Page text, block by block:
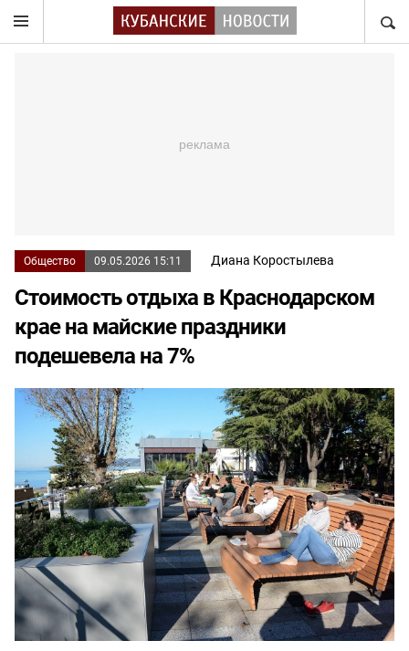
Общество 09.05.2026 15:11 Диана Коростылева
Стоимость отдыха в Краснодарском
крае на майские праздники
подешевела на 7%